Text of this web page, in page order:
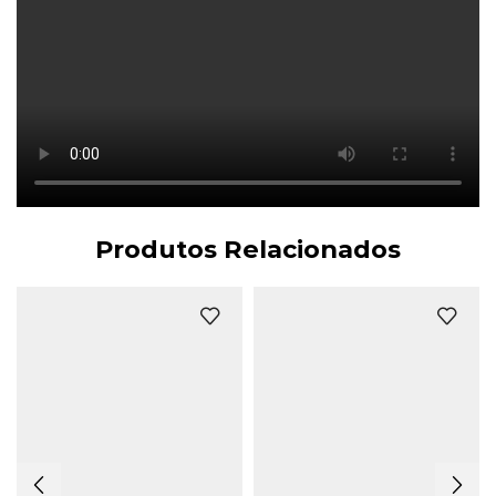
Produtos Relacionados